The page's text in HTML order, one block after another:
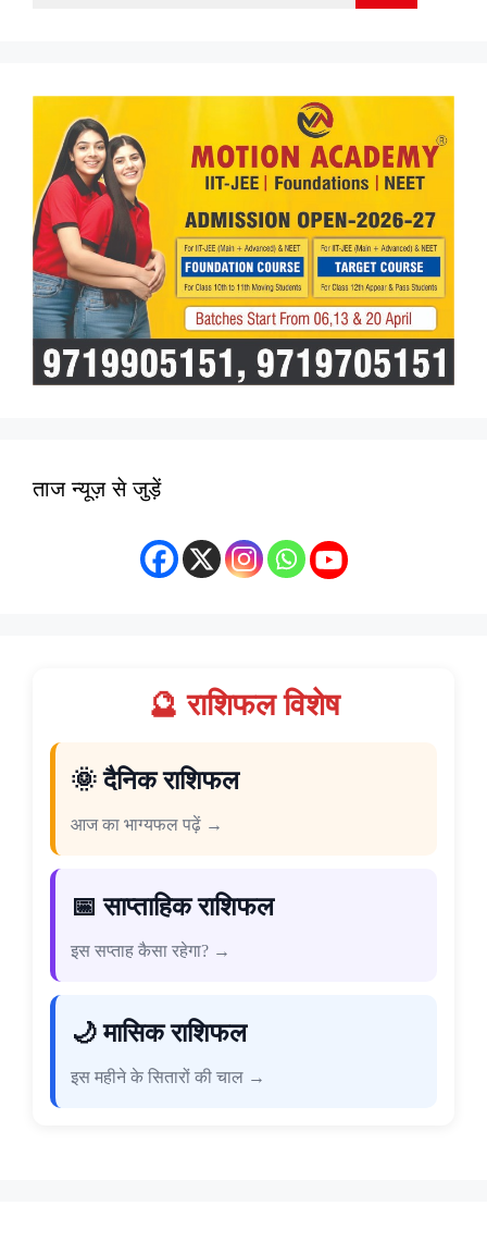
ताज न्यूज़ से जुड़ें
🔮 राशिफल विशेष
🌞 दैनिक राशिफल
आज का भाग्यफल पढ़ें →
📅 साप्ताहिक राशिफल
इस सप्ताह कैसा रहेगा? →
🌙 मासिक राशिफल
इस महीने के सितारों की चाल →